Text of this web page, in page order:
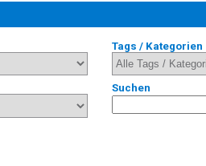
Tags / Kategorien
Suchen